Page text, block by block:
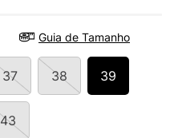
Guia de Tamanho
37 38 39
43